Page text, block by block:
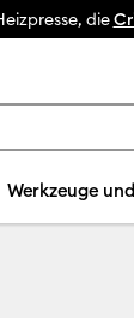
die
Werkzeuge